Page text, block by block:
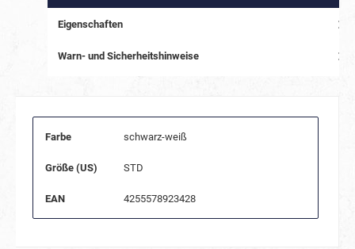
Eigenschaften
Warn- und Sicherheitshinweise
Farbe schwarz-weiß
Größe (US) STD
EAN 4255578923428